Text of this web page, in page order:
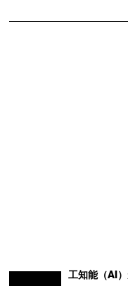
工知能（AI